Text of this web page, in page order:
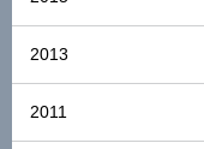
2013
2011